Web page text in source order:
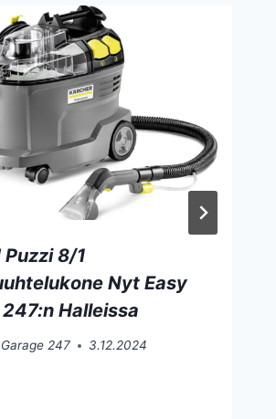
Puzzi 8/1
Nyt Easy
Halleissa
247 3.12.2024